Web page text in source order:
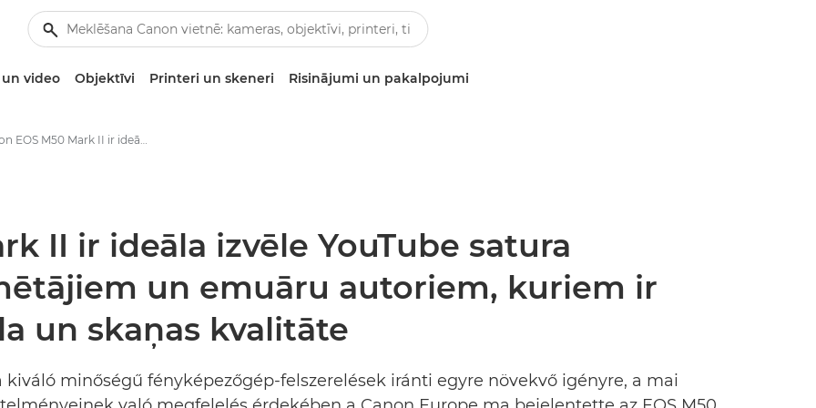
video Objektīvi Printeri un skeneri Risinājumi un pakalpojumi
Canon EOS M50 Mark II ir ideāla izvēle YouTube satura veidotājiem, straumētājiem un emuāru autoriem, kuriem ir svarīga augsta attēla un skaņas kvalitāte - Canon preses centrs
II ir ideāla izvēle YouTube satura
un emuāru autoriem, kuriem ir
un skaņas kvalitāte
kiváló minőségű fényképezőgép-felszerelések iránti egyre növekvő igényre, a mai